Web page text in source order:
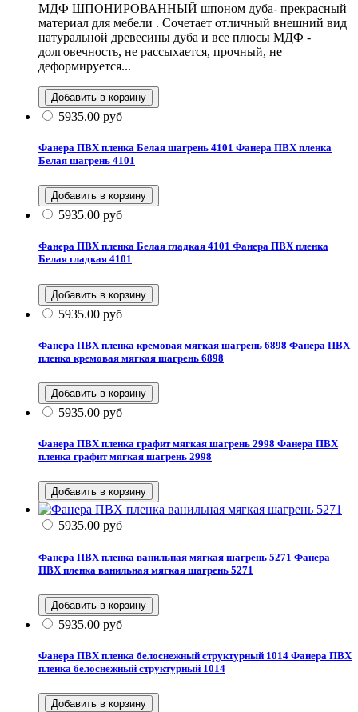
МДФ ШПОНИРОВАННЫЙ шпоном дуба- прекрасный
материал для мебели . Сочетает отличный внешний вид
натуральной древесины дуба и все плюсы МДФ -
долговечность, не рассыхается, прочный, не
деформируется...
5935.00 руб
Фанера ПВХ пленка Белая шагрень 4101 Фанера ПВХ пленка
Белая шагрень 4101
5935.00 руб
Фанера ПВХ пленка Белая гладкая 4101 Фанера ПВХ пленка
Белая гладкая 4101
5935.00 руб
Фанера ПВХ пленка кремовая мягкая шагрень 6898 Фанера ПВХ
пленка кремовая мягкая шагрень 6898
5935.00 руб
Фанера ПВХ пленка графит мягкая шагрень 2998 Фанера ПВХ
пленка графит мягкая шагрень 2998
5935.00 руб
Фанера ПВХ пленка ванильная мягкая шагрень 5271 Фанера
ПВХ пленка ванильная мягкая шагрень 5271
5935.00 руб
Фанера ПВХ пленка белоснежный структурный 1014 Фанера ПВХ
пленка белоснежный структурный 1014